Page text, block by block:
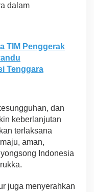
dalam
TIM Penggerak
Tenggara
dan
keberlanjutan
terlaksana
aman,
Indonesia
juga menyerahkan